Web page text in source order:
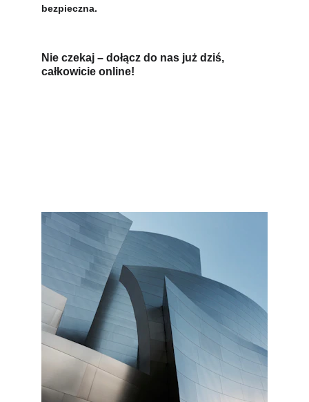
bezpieczna.
Nie czekaj – dołącz do nas już dziś,
całkowicie online!